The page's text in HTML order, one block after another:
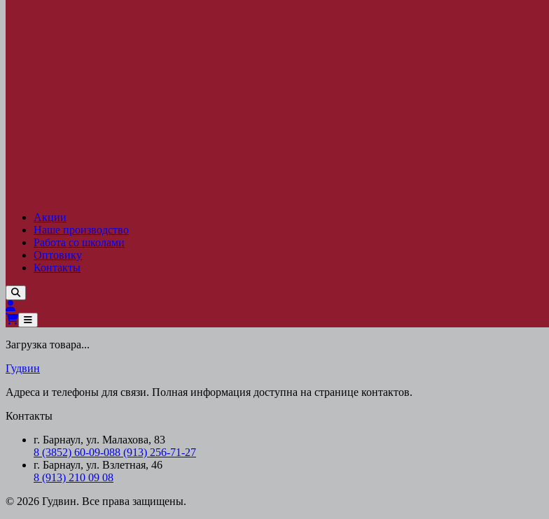
Акции
Наше производство
Работа со школами
Оптовику
Контакты
Загрузка товара...
Гудвин
Адреса и телефоны для связи. Полная информация доступна на странице контактов.
Контакты
г. Барнаул, ул. Малахова, 83
8 (3852) 60-09-088 (913) 256-71-27
г. Барнаул, ул. Взлетная, 46
8 (913) 210 09 08
© 2026 Гудвин. Все права защищены.